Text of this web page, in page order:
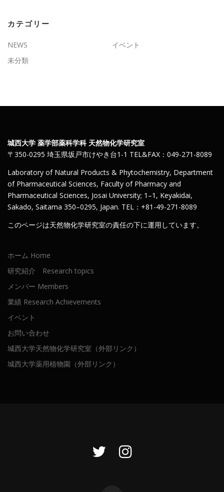
カテゴリー
NEWS
イベント
未分類
城西大学 薬学部薬科学科 天然物化学研究室
〒350-0295 埼玉県坂戸市けやき台1-1 TEL&FAX：049-271-8089
Laboratory of Natural Products & Phytochemistry, Department
of Pharmaceutical Sciences, Faculty of Pharmacy and
Pharmaceutical Sciences, Josai University; 1–1, Keyakidai,
Sakado, Saitama 350–0295, Japan. TEL：+81-49-271-8089
このページは天然物化学研究室の責任の下に運用しています。
ホーム Home
研究紹介 Research topics
メンバー Members
業績 Research Achievements
イベント
お問い合わせ
城西大学天然物化学研究室（外部リンク）
城西大学薬用植物園（外部リンク）